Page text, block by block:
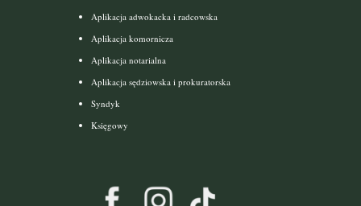
Aplikacja adwokacka i radcowska
Aplikacja komornicza
Aplikacja notarialna
Aplikacja sędziowska i prokuratorska
Syndyk
Księgowy